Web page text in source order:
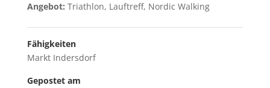
Angebot: Triathlon, Lauftreff, Nordic Walking
Fähigkeiten
Markt Indersdorf
Gepostet am